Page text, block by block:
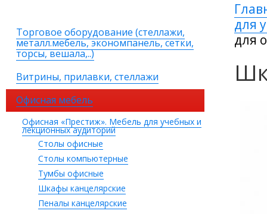
Торговое оборудование (стеллажи,
металл.мебель, экономпанель, сетки,
торсы, вешала,..)
Витрины, прилавки, стеллажи
Офисная мебель
Офисная «Престиж». Мебель для учебных и
лекционных аудиторий
Столы офисные
Столы компьютерные
Тумбы офисные
Шкафы канцелярские
Пеналы канцелярские
для
для